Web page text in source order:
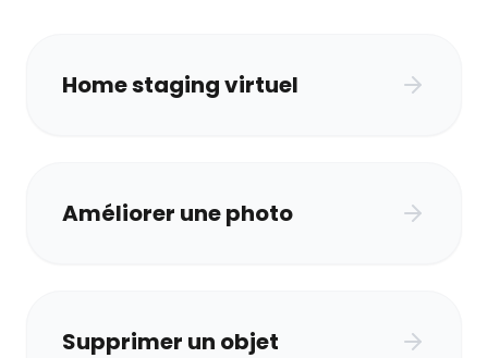
Home staging virtuel
Améliorer une photo
Supprimer un objet